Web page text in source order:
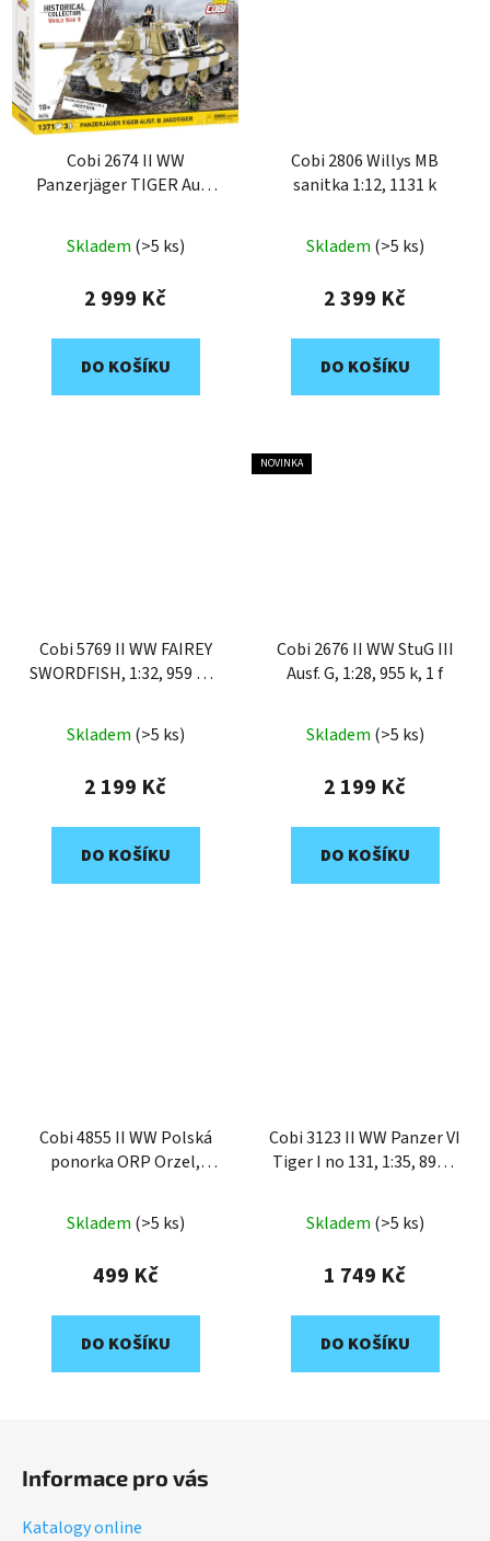
Cobi 2674 II WW
Panzerjäger TIGER Ausf.
k, 3 f
Skladem (>5 ks)
2 999 Kč
DO KOŠÍKU
Cobi 2806 Willys MB
sanitka 1:12, 1131 k
Skladem (>5 ks)
2 399 Kč
DO KOŠÍKU
Cobi 5769 II WW FAIREY
SWORDFISH, 1:32, 959 k, 3
Skladem (>5 ks)
2 199 Kč
DO KOŠÍKU
NOVINKA
Cobi 2676 II WW StuG III
Ausf. G, 1:28, 955 k, 1 f
Skladem (>5 ks)
2 199 Kč
DO KOŠÍKU
Cobi 4855 II WW Polská
ponorka ORP Orzel,
Skladem (>5 ks)
499 Kč
DO KOŠÍKU
Cobi 3123 II WW Panzer VI
Tiger I no 131, 1:35, 898k,
Skladem (>5 ks)
1 749 Kč
DO KOŠÍKU
Informace pro vás
Katalogy online